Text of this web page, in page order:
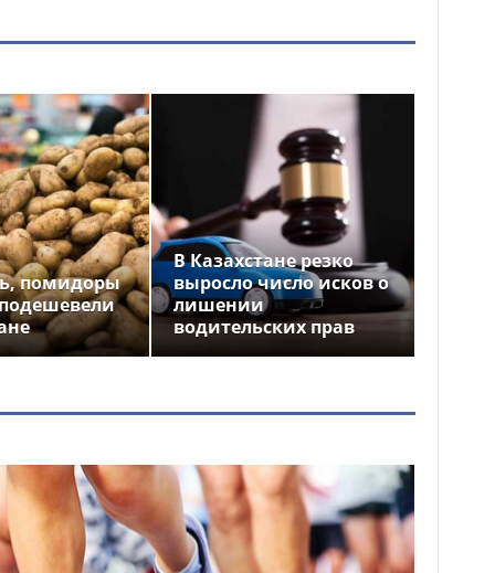
помидоры
В Казахстане резко
выросло число исков о
лишении
водительских прав